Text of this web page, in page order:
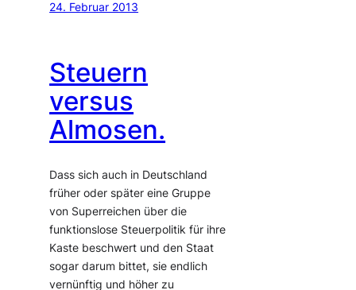
24. Februar 2013
Steuern
versus
Almosen.
Dass sich auch in Deutschland
früher oder später eine Gruppe
von Superreichen über die
funktionslose Steuerpolitik für ihre
Kaste beschwert und den Staat
sogar darum bittet, sie endlich
vernünftig und höher zu